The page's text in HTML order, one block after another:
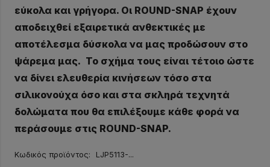
εύκολα και γρήγορα. Οι ROUND-SNAP έχουν
αποδειχθεί εξαιρετικά ανθεκτικές με
αποτέλεσμα δύσκολα να μας προδώσουν στο
ψάρεμα μας. Το σχήμα τους είναι τέτοιο ώστε
να δίνει ελευθερία κινήσεων τόσο στα
σιλικονούχα όσο και στα σκληρά τεχνητά
δολώματα που θα επιλέξουμε κάθε φορά να
περάσουμε στις ROUND-SNAP.
Κωδικός προϊόντος: LJP5113-...